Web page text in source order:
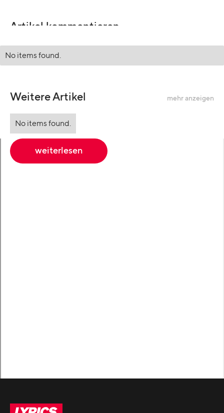
Artikel kommentieren
No items found.
Weitere Artikel mehr anzeigen
No items found.
weiterlesen